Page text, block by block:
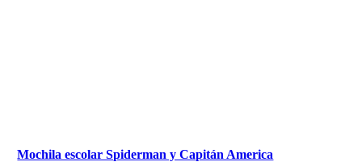
Mochila escolar Spiderman y Capitán America